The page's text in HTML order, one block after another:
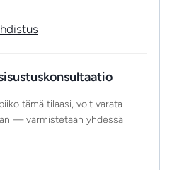
tämä tilaasi, voit varata
— varmistetaan yhdessä